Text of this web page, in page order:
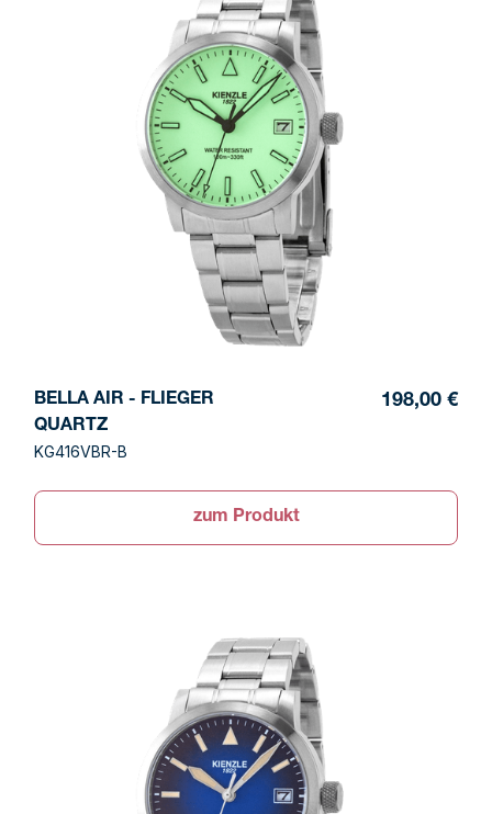
BELLA AIR - FLIEGER
QUARTZ
KG416VBR-B
198,00 €
zum Produkt